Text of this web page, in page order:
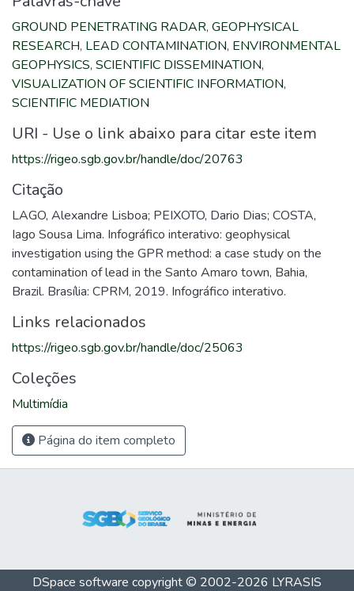
GROUND PENETRATING RADAR, GEOPHYSICAL
RESEARCH, LEAD CONTAMINATION, ENVIRONMENTAL
GEOPHYSICS, SCIENTIFIC DISSEMINATION,
VISUALIZATION OF SCIENTIFIC INFORMATION,
SCIENTIFIC MEDIATION
URI - Use o link abaixo para citar este item
https://rigeo.sgb.gov.br/handle/doc/20763
Citação
LAGO, Alexandre Lisboa; PEIXOTO, Dario Dias; COSTA,
Iago Sousa Lima. Infográfico interativo: geophysical
investigation using the GPR method: a case study on the
contamination of lead in the Santo Amaro town, Bahia,
Brazil. Brasília: CPRM, 2019. Infográfico interativo.
Links relacionados
https://rigeo.sgb.gov.br/handle/doc/25063
Coleções
Multimídia
Página do item completo
DSpace software copyright © 2002-2026 LYRASIS